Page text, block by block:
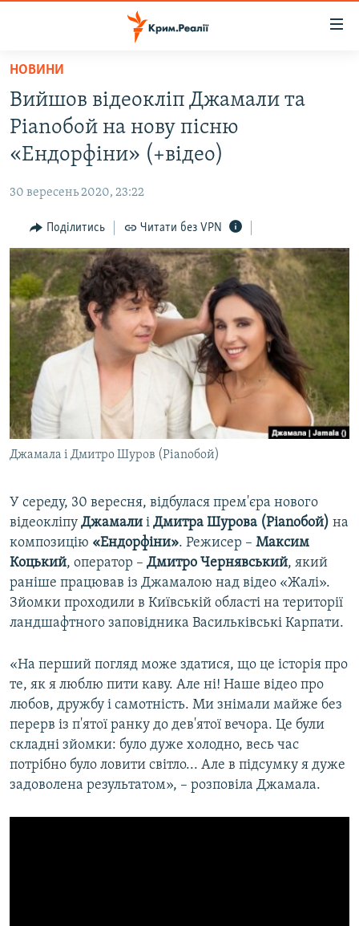
Перейти
основного
матеріалу
Перейти
до
основної
навігації
Перейти
до
пошуку
ВОДА.КРИМ
ВІДЕО ТА ФОТО
БЛОГИ
ПОГЛЯД
ІНТЕРВ'Ю
ВСЕ ЗА ДЕНЬ
СПЕЦПРОЕКТИ
ДЕПОРТАЦІЯ
ВІДЕОУРОКИ «ELIFBE»
СВІДЧЕННЯ ОКУПАЦІЇ
УКРАЇНСЬКА ПРОБЛЕМА КРИМУ
ІНФОГРАФІКА
ЯК ОБІЙТИ БЛОКУВАННЯ
Русский
Qırımtatar
ДОЛУЧАЙСЯ!
Усі сайти RFE/RL
НОВИНИ
Вийшов відеокліп Джамали та
Pianoбой на нову пісню
«Ендорфіни» (+відео)
30 вересень 2020, 23:22
Поділитись Читати без VPN
Джамала і Дмитро Шуров (Pianoбой)
У середу, 30 вересня, відбулася прем'єра нового
відеокліпу Джамали і Дмитра Шурова (Pianoбой) на
композицію «Ендорфіни». Режисер – Максим
Коцький, оператор – Дмитро Чернявський, який
раніше працював із Джамалою над відео «Жалі».
Зйомки проходили в Київській області на території
ландшафтного заповідника Васильківські Карпати.
«На перший погляд може здатися, що це історія про
те, як я люблю пити каву. Але ні! Наше відео про
любов, дружбу і самотність. Ми знімали майже без
перерв із п'ятої ранку до дев'ятої вечора. Це були
складні зйомки: було дуже холодно, весь час
потрібно було ловити світло... Але в підсумку я дуже
задоволена результатом», – розповіла Джамала.